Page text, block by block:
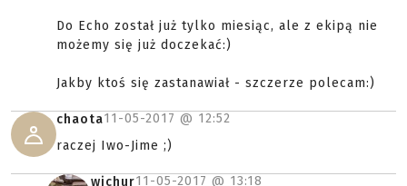
Do Echo został już tylko miesiąc, ale z ekipą nie
możemy się już doczekać:)
Jakby ktoś się zastanawiał - szczerze polecam:)
chaota11-05-2017 @ 12:52
raczej Iwo-Jime ;)
wichur11-05-2017 @ 13:18